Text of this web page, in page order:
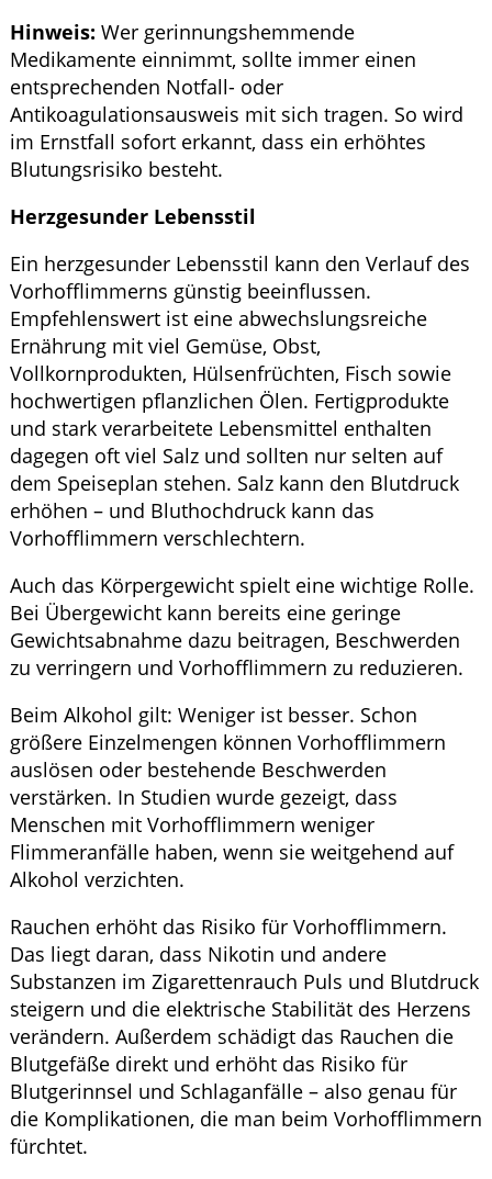
Hinweis: Wer gerinnungshemmende
Medikamente einnimmt, sollte immer einen
entsprechenden Notfall- oder
Antikoagulationsausweis mit sich tragen. So wird
im Ernstfall sofort erkannt, dass ein erhöhtes
Blutungsrisiko besteht.
Herzgesunder Lebensstil
Ein herzgesunder Lebensstil kann den Verlauf des
Vorhofflimmerns günstig beeinflussen.
Empfehlenswert ist eine abwechslungsreiche
Ernährung mit viel Gemüse, Obst,
Vollkornprodukten, Hülsenfrüchten, Fisch sowie
hochwertigen pflanzlichen Ölen. Fertigprodukte
und stark verarbeitete Lebensmittel enthalten
dagegen oft viel Salz und sollten nur selten auf
dem Speiseplan stehen. Salz kann den Blutdruck
erhöhen – und Bluthochdruck kann das
Vorhofflimmern verschlechtern.
Auch das Körpergewicht spielt eine wichtige Rolle.
Bei Übergewicht kann bereits eine geringe
Gewichtsabnahme dazu beitragen, Beschwerden
zu verringern und Vorhofflimmern zu reduzieren.
Beim Alkohol gilt: Weniger ist besser. Schon
größere Einzelmengen können Vorhofflimmern
auslösen oder bestehende Beschwerden
verstärken. In Studien wurde gezeigt, dass
Menschen mit Vorhofflimmern weniger
Flimmeranfälle haben, wenn sie weitgehend auf
Alkohol verzichten.
Rauchen erhöht das Risiko für Vorhofflimmern.
Das liegt daran, dass Nikotin und andere
Substanzen im Zigarettenrauch Puls und Blutdruck
steigern und die elektrische Stabilität des Herzens
verändern. Außerdem schädigt das Rauchen die
Blutgefäße direkt und erhöht das Risiko für
Blutgerinnsel und Schlaganfälle – also genau für
die Komplikationen, die man beim Vorhofflimmern
fürchtet.